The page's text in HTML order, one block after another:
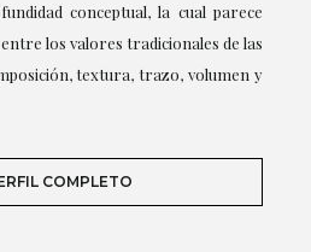
conceptual, la cual parece
los valores tradicionales de las
textura, trazo, volumen y
COMPLETO